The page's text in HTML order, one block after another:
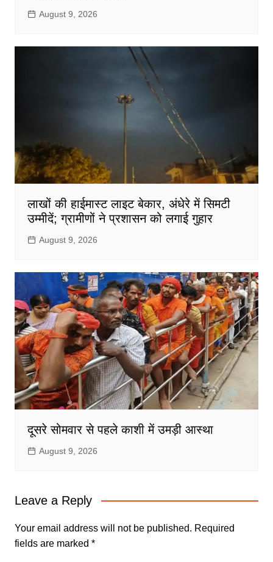
August 9, 2026
लाखों की हाईमास्ट लाइट बेकार, अंधेरे में सिमटी
उम्मीदें; ग्रामीणों ने प्रशासन को लगाई गुहार
August 9, 2026
दूसरे सोमवार से पहले काशी में उमड़ी आस्था
August 9, 2026
Leave a Reply
Your email address will not be published. Required
fields are marked *